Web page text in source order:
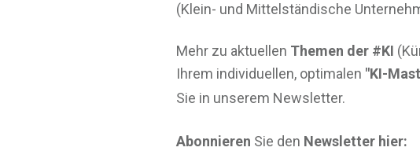
(Klein- und Mittelständische
Mehr zu aktuellen Themen der #KI
Ihrem individuellen, optimalen "KI-
Sie in unserem Newsletter.
Abonnieren Sie den Newsletter hier: